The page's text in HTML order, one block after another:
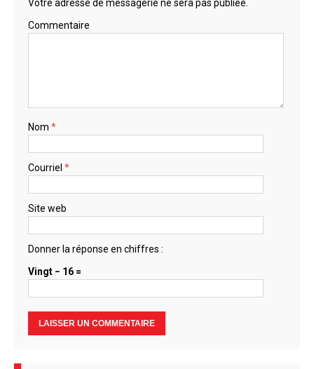
Votre adresse de messagerie ne sera pas publiée.
Commentaire
Nom *
Courriel *
Site web
Donner la réponse en chiffres :
Vingt − 16 =